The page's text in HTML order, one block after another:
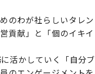
のわが社らしいタレン
貢献」と「個のイキイ
活かしていく「自分ブ